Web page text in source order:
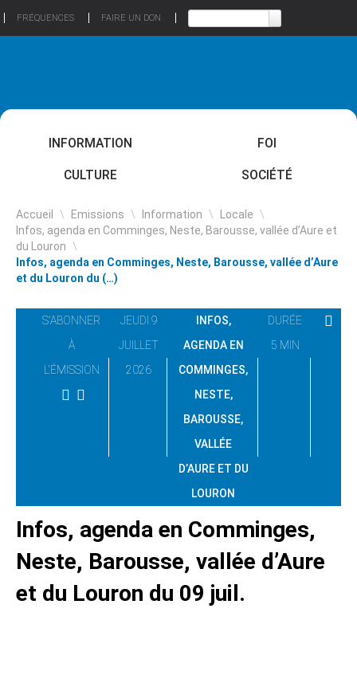
FRÉQUENCES FAIRE UN DON
INFORMATION FOI
CULTURE SOCIÉTÉ
Accueil \ Emissions \ Information \ Locale \
Infos, agenda en Comminges, Neste, Barousse, vallée d’Aure et
du Louron \
Infos, agenda en Comminges, Neste, Barousse, vallée d’Aure
et du Louron du (…)
S'ABONNER
À
L'ÉMISSION
JEUDI 9
JUILLET
2026
INFOS,
AGENDA EN
COMMINGES,
NESTE,
BAROUSSE,
VALLÉE
D’AURE ET DU
LOURON
DURÉE
5 MIN
Infos, agenda en Comminges,
Neste, Barousse, vallée d’Aure
et du Louron du 09 juil.